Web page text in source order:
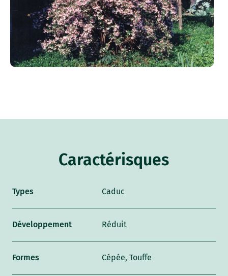
Caractérisques
Types Caduc
Développement Réduit
Formes Cépée, Touffe